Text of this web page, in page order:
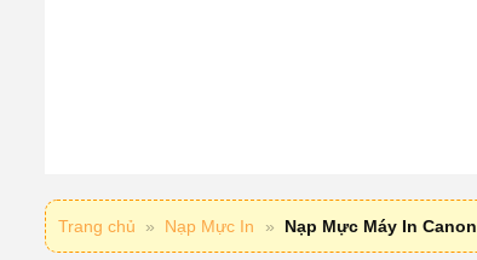
Trang chủ » Nạp Mực In » Nạp Mực Máy In Canon